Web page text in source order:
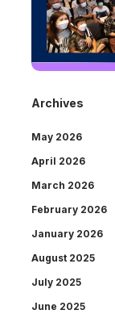
Archives
May 2026
April 2026
March 2026
February 2026
January 2026
August 2025
July 2025
June 2025